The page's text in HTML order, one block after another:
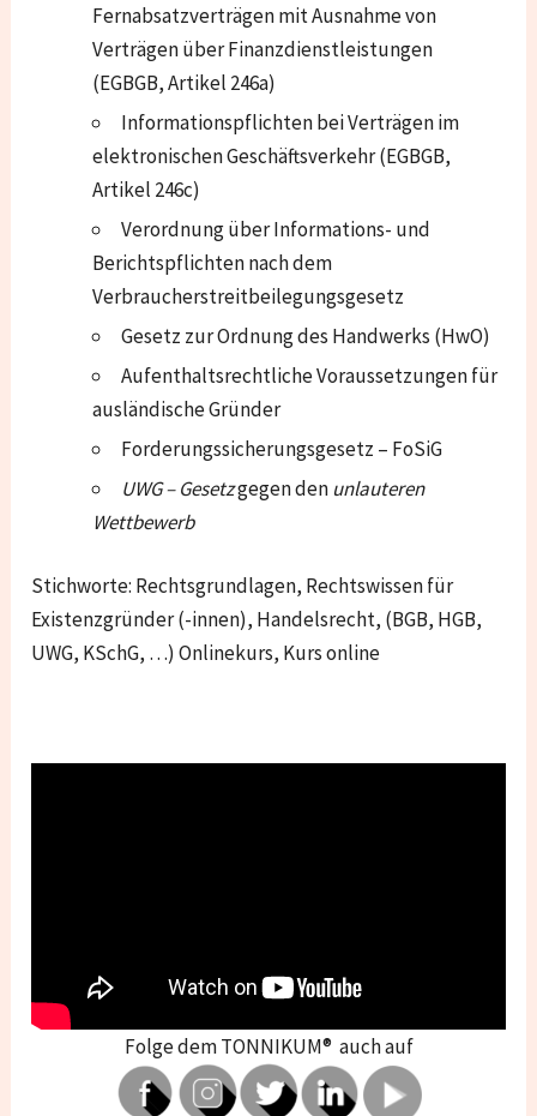
Fernabsatzverträgen mit Ausnahme von
Verträgen über Finanzdienstleistungen
(EGBGB, Artikel 246a)
Informationspflichten bei Verträgen im
elektronischen Geschäftsverkehr (EGBGB,
Artikel 246c)
Verordnung über Informations- und
Berichtspflichten nach dem
Verbraucherstreitbeilegungsgesetz
Gesetz zur Ordnung des Handwerks (HwO)
Aufenthaltsrechtliche Voraussetzungen für
ausländische Gründer
Forderungssicherungsgesetz – FoSiG
UWG – Gesetzgegen denunlauteren
Wettbewerb
Stichworte: Rechtsgrundlagen, Rechtswissen für
Existenzgründer (-innen), Handelsrecht, (BGB, HGB,
UWG, KSchG, …) Onlinekurs, Kurs online
Folge dem TONNIKUM® auch auf